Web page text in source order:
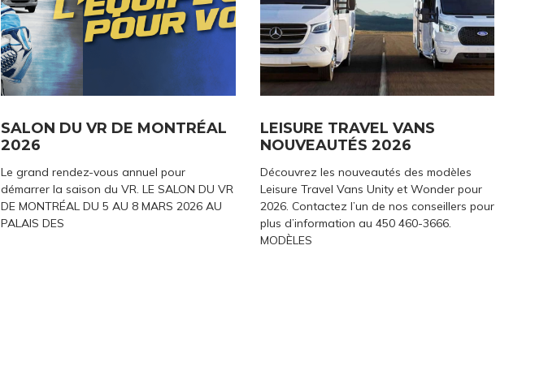
SALON DU VR DE MONTRÉAL
2026
Le grand rendez-vous annuel pour
démarrer la saison du VR. LE SALON DU VR
DE MONTRÉAL DU 5 AU 8 MARS 2026 AU
PALAIS DES
LEISURE TRAVEL VANS
NOUVEAUTÉS 2026
Découvrez les nouveautés des modèles
Leisure Travel Vans Unity et Wonder pour
2026. Contactez l’un de nos conseillers pour
plus d’information au 450 460-3666.
MODÈLES